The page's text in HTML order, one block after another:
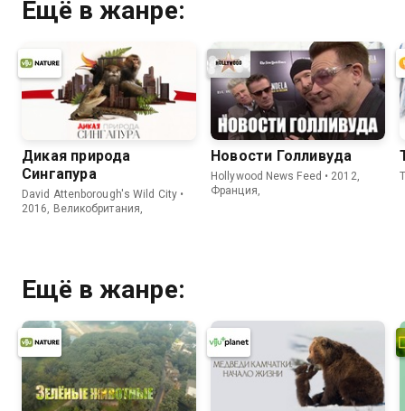
Ещё в жанре:
Дикая природа
Сингапура
David Attenborough's Wild City •
2016, Великобритания,
Новости Голливуда
Hollywood News Feed • 2012,
Франция,
Ещё в жанре: